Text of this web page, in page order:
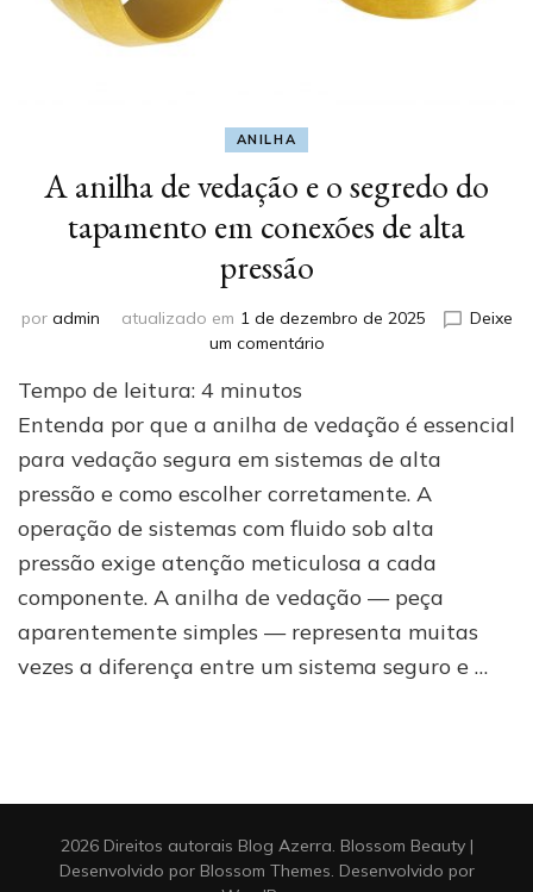
ANILHA
A anilha de vedação e o segredo do
tapamento em conexões de alta
pressão
por admin atualizado em 1 de dezembro de 2025
Deixe
um comentárioem
de
vedação
e
o
segredo
do
tapamento
em
conexões
de
alta
Tempo de leitura: 4 minutos
Entenda por que a anilha de vedação é essencial
para vedação segura em sistemas de alta
pressão e como escolher corretamente. A
operação de sistemas com fluido sob alta
pressão exige atenção meticulosa a cada
componente. A anilha de vedação — peça
aparentemente simples — representa muitas
vezes a diferença entre um sistema seguro e …
2026 Direitos autorais Blog Azerra. Blossom Beauty |
Desenvolvido por Blossom Themes. Desenvolvido por